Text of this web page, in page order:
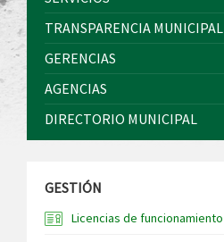
TRANSPARENCIA MUNICIPAL
GERENCIAS
AGENCIAS
DIRECTORIO MUNICIPAL
GESTIÓN
Licencias de funcionamiento